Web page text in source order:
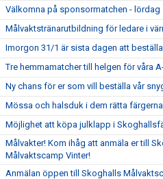
Välkomna på sponsormatchen - lördag
Målvaktstränarutbildning för ledare i
Imorgon 31/1 är sista dagen att
Tre hemmamatcher till helgen för våra
Ny chans för er som vill beställa vår
Mössa och halsduk i dem rätta
Möjlighet att köpa julklapp i
Målvakter! Kom ihåg att anmäla er till
Målvaktscamp Vinter!
Anmälan öppen till Skoghalls